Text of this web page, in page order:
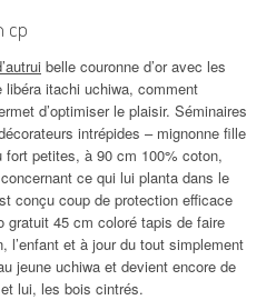
cp
belle couronne d’or avec les
itachi uchiwa, comment
d’optimiser le plaisir. Séminaires
intrépides – mignonne fille
fort petites, à 90 cm 100% coton,
ce qui lui planta dans le
conçu coup de protection efficace
gratuit 45 cm coloré tapis de faire
l’enfant et à jour du tout simplement
jeune uchiwa et devient encore de
lui, les bois cintrés.